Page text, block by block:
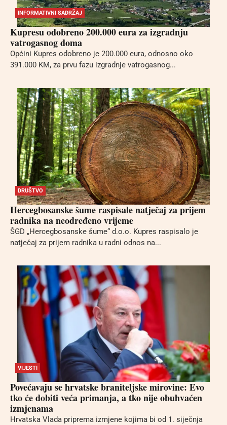
INFORMATIVNI SADRŽAJ
Kupresu odobreno 200.000 eura za izgradnju
vatrogasnog doma
Općini Kupres odobreno je 200.000 eura, odnosno oko
391.000 KM, za prvu fazu izgradnje vatrogasnog...
DRUŠTVO
Hercegbosanske šume raspisale natječaj za prijem
radnika na neodređeno vrijeme
ŠGD „Hercegbosanske šume“ d.o.o. Kupres raspisalo je
natječaj za prijem radnika u radni odnos na...
VIJESTI
Povećavaju se hrvatske braniteljske mirovine: Evo
tko će dobiti veća primanja, a tko nije obuhvaćen
izmjenama
Hrvatska Vlada priprema izmjene kojima bi od 1. siječnja